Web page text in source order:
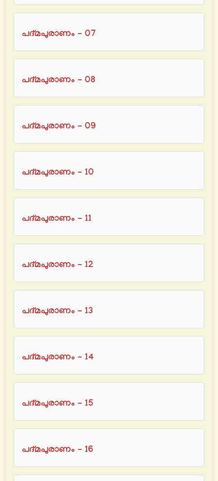
പദ്മപുരാണം - 07
പദ്മപുരാണം - 08
പദ്മപുരാണം - 09
പദ്മപുരാണം - 10
പദ്മപുരാണം - 11
പദ്മപുരാണം - 12
പദ്മപുരാണം - 13
പദ്മപുരാണം - 14
പദ്മപുരാണം - 15
പദ്മപുരാണം - 16